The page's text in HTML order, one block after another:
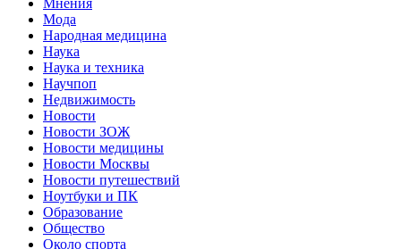
Мода
Народная медицина
Наука
Наука и техника
Научпоп
Недвижимость
Новости
Новости ЗОЖ
Новости медицины
Новости Москвы
Новости путешествий
Ноутбуки и ПК
Образование
Общество
Около спорта